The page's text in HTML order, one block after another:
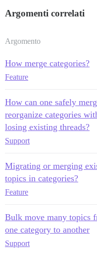
Argomenti correlati
Argomento
How merge categories?
Feature
How can one safely
reorganize categories
losing existing threads?
Support
Migrating or merging
topics in categories?
Feature
Bulk move many topics
one category to another
Support